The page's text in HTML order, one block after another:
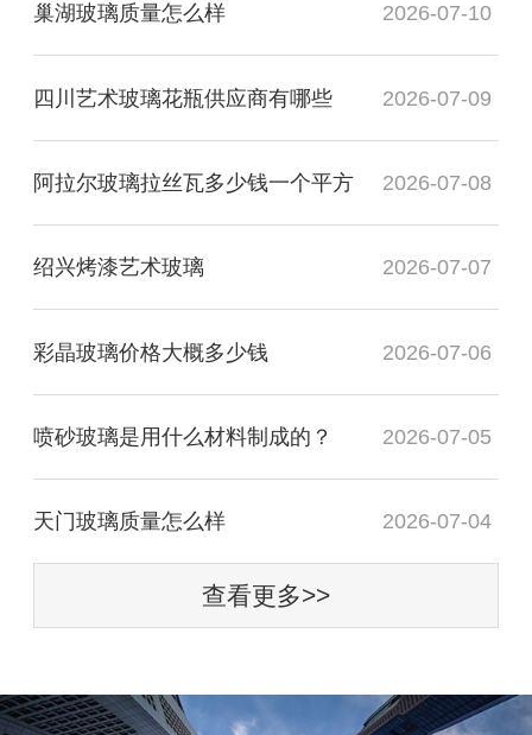
巢湖玻璃质量怎么样 2026-07-10
四川艺术玻璃花瓶供应商有哪些 2026-07-09
阿拉尔玻璃拉丝瓦多少钱一个平方 2026-07-08
绍兴烤漆艺术玻璃 2026-07-07
彩晶玻璃价格大概多少钱 2026-07-06
喷砂玻璃是用什么材料制成的？ 2026-07-05
天门玻璃质量怎么样 2026-07-04
查看更多>>